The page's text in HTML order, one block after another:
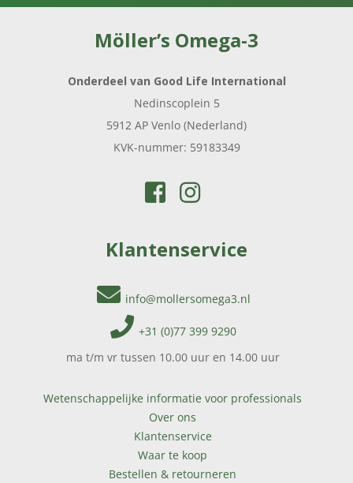
Möller’s Omega-3
Onderdeel van Good Life International
Nedinscoplein 5
5912 AP Venlo (Nederland)
KVK-nummer: 59183349
Klantenservice
info@mollersomega3.nl
+31 (0)77 399 9290
ma t/m vr tussen 10.00 uur en 14.00 uur
Wetenschappelijke informatie voor professionals
Over ons
Klantenservice
Waar te koop
Bestellen & retourneren